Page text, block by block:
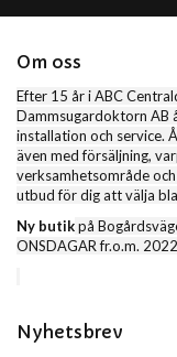
Om oss
Efter 15 år i ABC
Dammsugardoktorn AB
installation och service.
även med försäljning,
verksamhetsområde
utbud för dig att välja
Ny butikpå
ONSDAGAR fr.o.m.
Nyhetsbrev